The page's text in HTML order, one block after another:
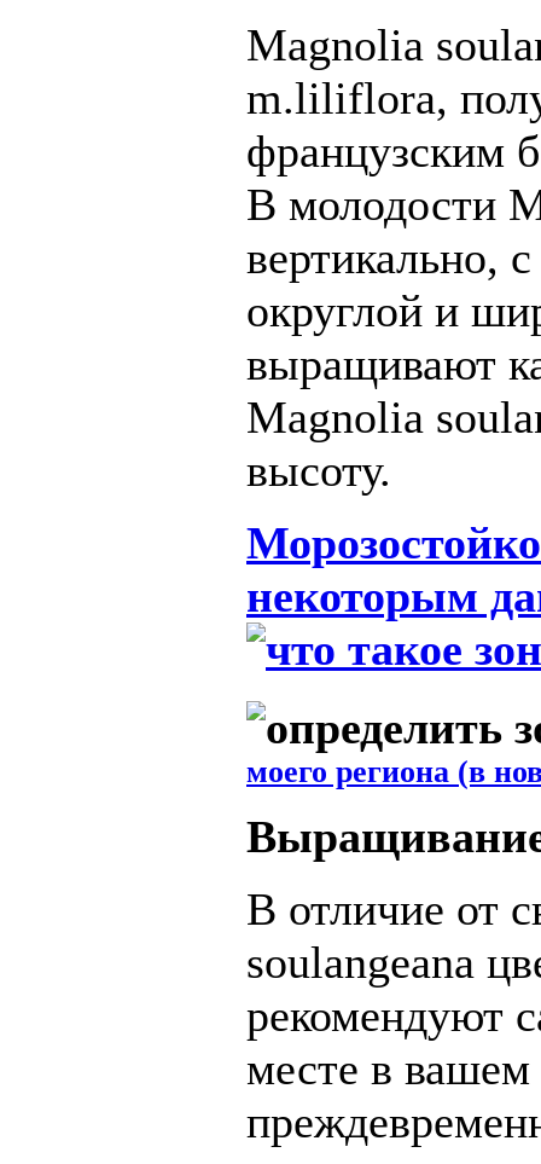
Magnolia
m.liliflora,
французским
В молодости
вертикально,
округлой и
выращивают
Magnolia
высоту.
некоторым
моего региона (в
В отличие от
soulangeana
рекомендуют
месте в вашем